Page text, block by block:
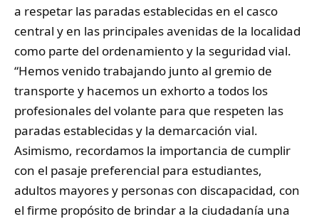
a respetar las paradas establecidas en el casco
central y en las principales avenidas de la localidad
como parte del ordenamiento y la seguridad vial.
​“Hemos venido trabajando junto al gremio de
transporte y hacemos un exhorto a todos los
profesionales del volante para que respeten las
paradas establecidas y la demarcación vial.
Asimismo, recordamos la importancia de cumplir
con el pasaje preferencial para estudiantes,
adultos mayores y personas con discapacidad, con
el firme propósito de brindar a la ciudadanía una